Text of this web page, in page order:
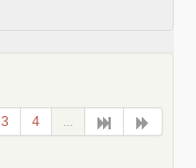
3 4